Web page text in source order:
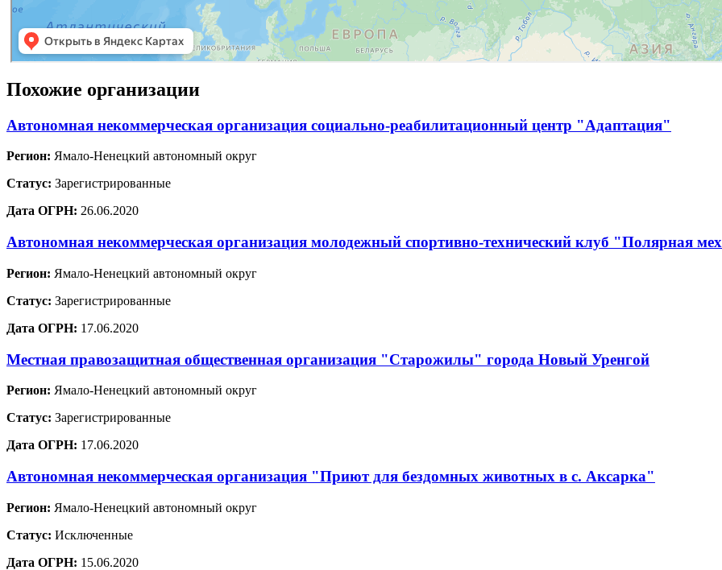
Похожие организации
Автономная некоммерческая организация социально-реабилитационный центр "Адаптация"
Регион: Ямало-Ненецкий автономный округ
Статус: Зарегистрированные
Дата ОГРН: 26.06.2020
Автономная некоммерческая организация молодежный спортивно-технический клуб "Полярная
Регион: Ямало-Ненецкий автономный округ
Статус: Зарегистрированные
Дата ОГРН: 17.06.2020
Местная правозащитная общественная организация "Старожилы" города Новый Уренгой
Регион: Ямало-Ненецкий автономный округ
Статус: Зарегистрированные
Дата ОГРН: 17.06.2020
Автономная некоммерческая организация "Приют для бездомных животных в с. Аксарка"
Регион: Ямало-Ненецкий автономный округ
Статус: Исключенные
Дата ОГРН: 15.06.2020